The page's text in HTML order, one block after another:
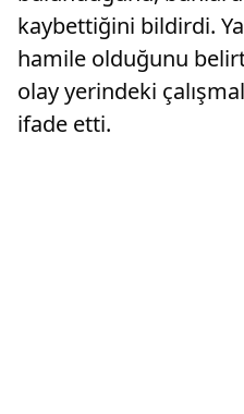
kaybettiğini bildirdi.
hamile olduğunu
olay yerindeki
ifade etti.